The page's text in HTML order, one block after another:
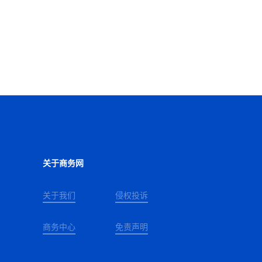
关于商务网
关于我们 侵权投诉
商务中心 免责声明